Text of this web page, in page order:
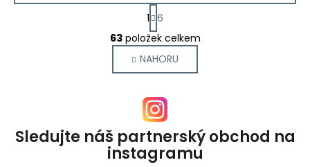
O
v
l
á
d
a
c
í
p
S
t
r
á
n
k
v
á
í
1 6
63položek celkem
NAHORU
Sledujte náš partnerský obchod na
instagramu